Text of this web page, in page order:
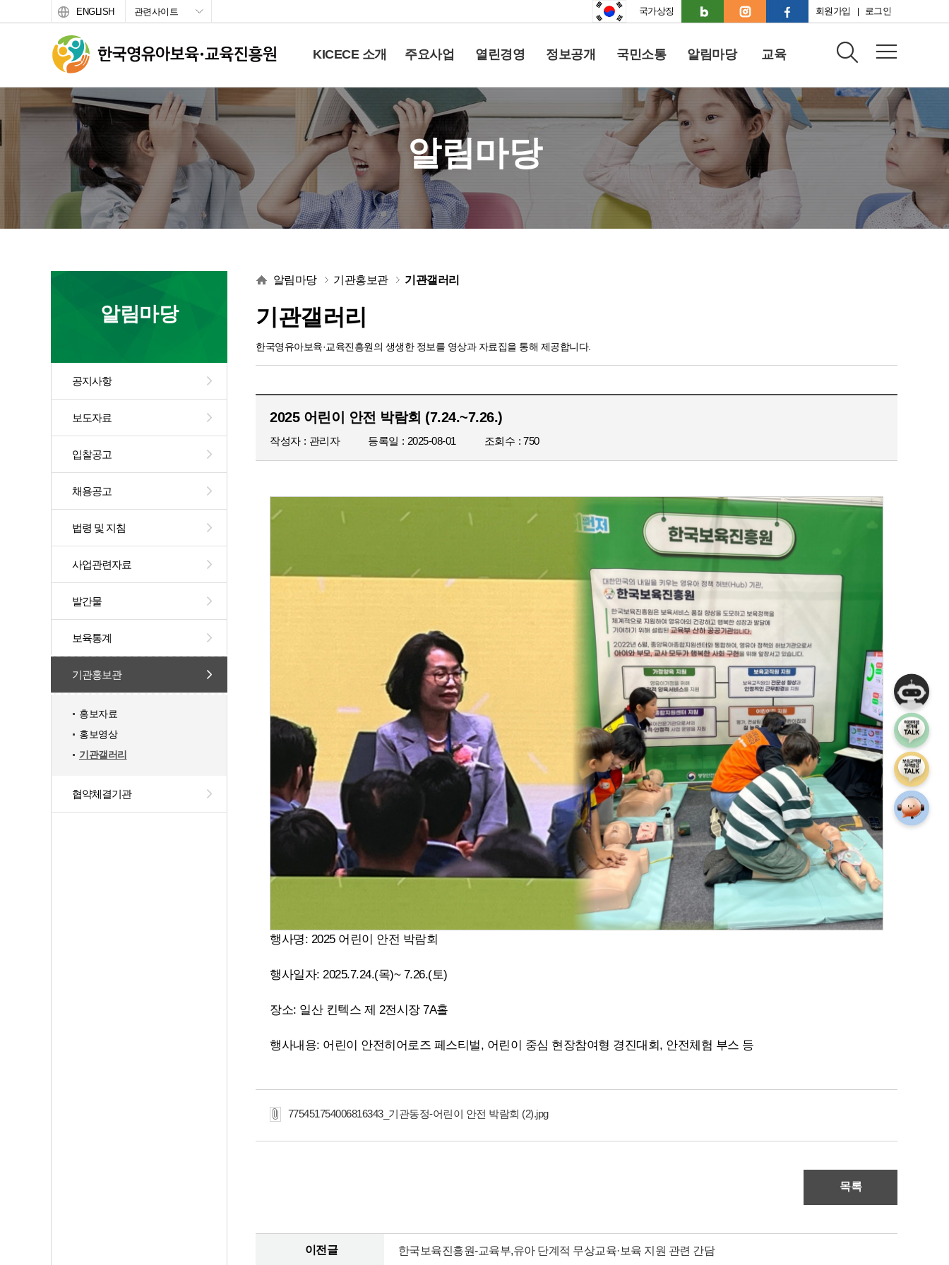
ENGLISH 관련사이트 국가상징 회원가입 로그인
KICECE 소개 주요사업 열린경영 정보공개 국민소통 알림마당 교육
챗봇상담
어린이집 평
보육교직원
상담안내게
알림마당
서브 메뉴
알림마당
공지사항
보도자료
입찰공고
채용공고
법령 및 지침
사업관련자료
발간물
보육통계
기관홍보관
홍보자료
홍보영상
기관갤러리
협약체결기관
알림마당 기관홍보관 기관갤러리
기관갤러리
한국영유아보육·교육진흥원의 생생한 정보를 영상과 자료집을 통해 제공합니다.
2025 어린이 안전 박람회 (7.24.~7.26.)
작성자 관리자 등록일 2025-08-01 조회수 750
행사명: 2025 어린이 안전 박람회
행사일자: 2025.7.24.(목)~ 7.26.(토)
장소: 일산 킨텍스 제 2전시장 7A홀
행사내용: 어린이 안전히어로즈 페스티벌, 어린이 중심 현장참여형 경진대회, 안전체험 부스 등
775451754006816343_기관동정-어린이 안전 박람회 (2).jpg
목록
이전글 한국보육진흥원-교육부,유아 단계적 무상교육·보육 지원 관련 간담